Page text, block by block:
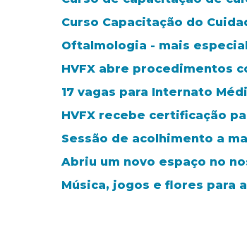
Curso Capacitação do
Oftalmologia - mais
HVFX abre procedimentos
17 vagas para Internato
HVFX recebe certificação
Sessão de acolhimento a
Abriu um novo espaço no
Música, jogos e flores para